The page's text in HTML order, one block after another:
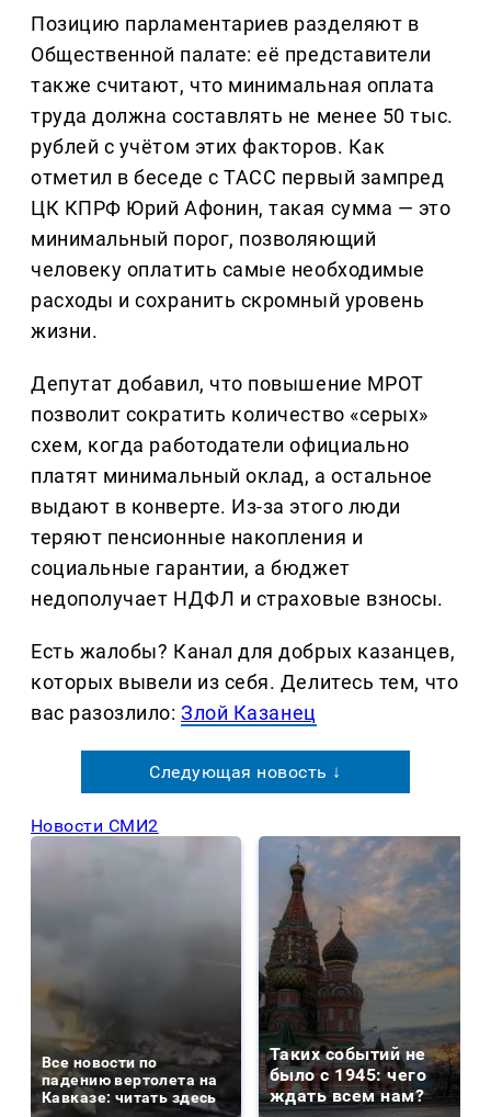
Позицию парламентариев разделяют в
Общественной палате: её представители
также считают, что минимальная оплата
труда должна составлять не менее 50 тыс.
рублей с учётом этих факторов. Как
отметил в беседе с ТАСС первый зампред
ЦК КПРФ Юрий Афонин, такая сумма — это
минимальный порог, позволяющий
человеку оплатить самые необходимые
расходы и сохранить скромный уровень
жизни.
Депутат добавил, что повышение МРОТ
позволит сократить количество «серых»
схем, когда работодатели официально
платят минимальный оклад, а остальное
выдают в конверте. Из-за этого люди
теряют пенсионные накопления и
социальные гарантии, а бюджет
недополучает НДФЛ и страховые взносы.
Есть жалобы? Канал для добрых казанцев,
которых вывели из себя. Делитеcь тем, что
вас разозлило:Злой Казанец
Следующая новость ↓
Новости СМИ2
Все новости по
падению вертолета на
Кавказе: читать здесь
Таких событий не
было с 1945: чего
ждать всем нам?